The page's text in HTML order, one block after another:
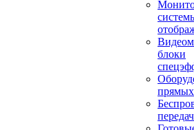
блоки